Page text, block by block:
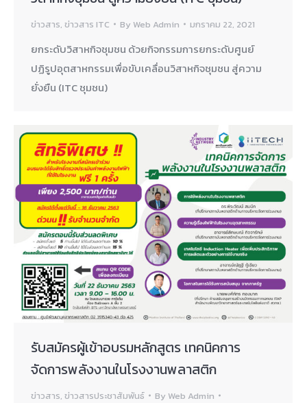
ข่าวสาร, ข่าวสาร ITC By Web Admin มกราคม 22, 2021
ยกระดับวิสาหกิจชุมชน ด้วยกิจกรรมการยกระดับศูนย์
ปฏิรูปอุตสาหกรรมเพื่อขับเคลื่อนวิสาหกิจชุมชน สู่ความ
ยั่งยืน (ITC ชุมชน)
รับสมัครผู้เข้าอบรมหลักสูตร เทคนิคการ
จัดการพลังงานในโรงงานพลาสติก
ข่าวสาร, ข่าวสารประชาสัมพันธ์ By Web Admin